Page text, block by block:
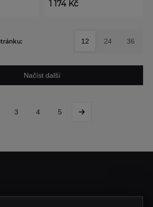
1 174 Kč
Načíst další
3 4 5
12 24 36